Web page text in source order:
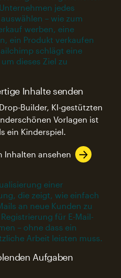
Inhalte senden
Builder, KI-gestützten
Vorlagen ist
ein Kinderspiel.
Inhalten ansehen
Aufgaben